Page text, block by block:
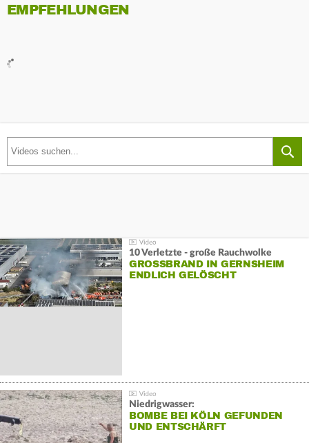
EMPFEHLUNGEN
10 Verletzte - große Rauchwolke
GROSSBRAND IN GERNSHEIM E
NDLICH GELÖSCHT
Niedrigwasser:
BOMBE BEI KÖLN GEFUNDEN
UND ENTSCHÄRFT